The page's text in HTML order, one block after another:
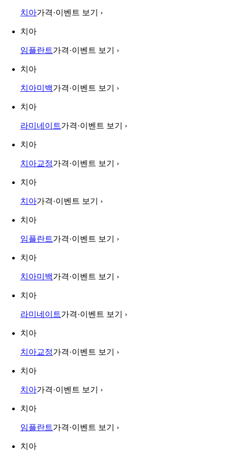
치아가격·이벤트 보기 ›
치아
임플란트가격·이벤트 보기 ›
치아
치아미백가격·이벤트 보기 ›
치아
라미네이트가격·이벤트 보기 ›
치아
치아교정가격·이벤트 보기 ›
치아
치아가격·이벤트 보기 ›
치아
임플란트가격·이벤트 보기 ›
치아
치아미백가격·이벤트 보기 ›
치아
라미네이트가격·이벤트 보기 ›
치아
치아교정가격·이벤트 보기 ›
치아
치아가격·이벤트 보기 ›
치아
임플란트가격·이벤트 보기 ›
치아